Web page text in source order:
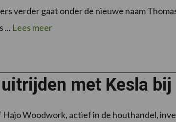
verder gaat onder de nieuwe naam
... Lees meer
met Kesla
Woodwork, actief in de houthandel,